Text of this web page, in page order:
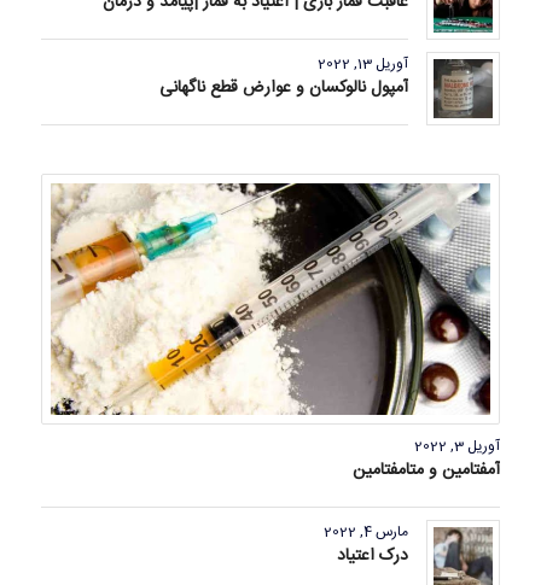
آوریل 13, 2022
آمپول نالوکسان و عوارض قطع ناگهانی
آوریل 3, 2022
آمفتامین و متامفتامین
مارس 4, 2022
درک اعتیاد